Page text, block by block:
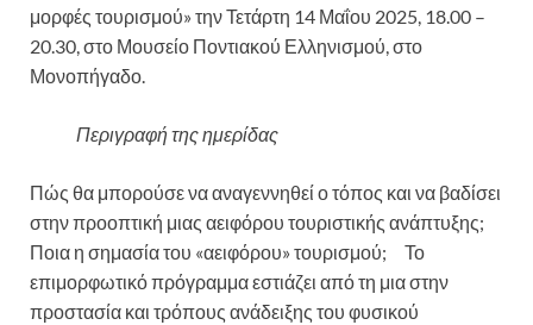
μορφές τουρισμού» την Τετάρτη 14 Μαΐου 2025, 18.00 –
20.30, στο Μουσείο Ποντιακού Ελληνισμού, στο
Μονοπήγαδο.
Περιγραφή της ημερίδας
Πώς θα μπορούσε να αναγεννηθεί ο τόπος και να βαδίσει
στην προοπτική μιας αειφόρου τουριστικής ανάπτυξης;
Ποια η σημασία του «αειφόρου» τουρισμού; Το
επιμορφωτικό πρόγραμμα εστιάζει από τη μια στην
προστασία και τρόπους ανάδειξης του φυσικού